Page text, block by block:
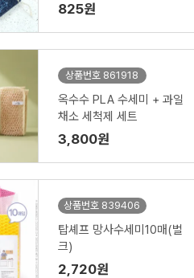
825원
상품번호 861918
옥수수 PLA 수세미 + 과일
채소 세척제 세트
3,800원
상품번호 839406
탑셰프 망사수세미10매(벌
크)
2,720원